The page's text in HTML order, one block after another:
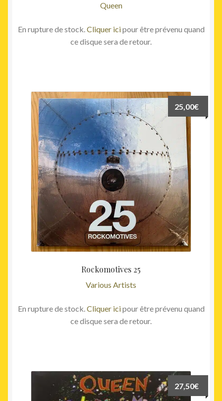
Queen
En rupture de stock.Cliquer icipour être prévenu quand
ce disque sera de retour.
Rockomotives 25
Various Artists
25,00€
En rupture de stock. Cliquer icipour être prévenu quand
ce disque sera de retour.
27,50€